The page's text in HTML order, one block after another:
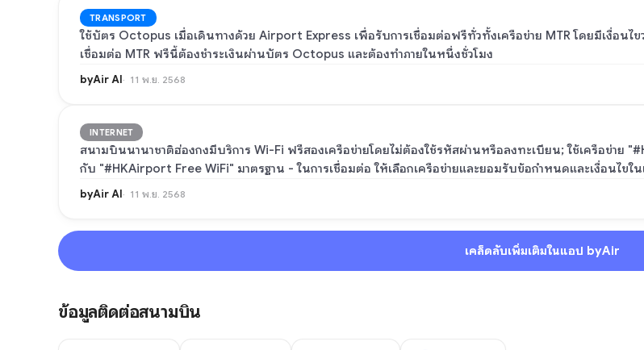
TRANSPORT
ใช้บัตร Octopus เมื่อเดินทางด้วย Airport Express เพื่อรับการเชื่อมต่อฟรีทั่วทั้งเครือข่าย MTR โดยมีเงื่อนไข
เชื่อมต่อ MTR ฟรีนี้ต้องชำระเงินผ่านบัตร Octopus และต้องทำภายในหนึ่งชั่วโมง
byAir AI 11 พ.ย. 2568
INTERNET
สนามบินนานาชาติฮ่องกงมีบริการ Wi-Fi ฟรีสองเครือข่ายโดยไม่ต้องใช้รหัสผ่านหรือลงทะเบียน; ใช้เครือข่าย
กับ "#HKAirport Free WiFi" มาตรฐาน - ในการเชื่อมต่อ ให้เลือกเครือข่ายและยอมรับข้อกำหนดและเงื่อนไขใน
byAir AI 11 พ.ย. 2568
เคล็ดลับเพิ่มเติมในแอป byAir
ข้อมูลติดต่อสนามบิน